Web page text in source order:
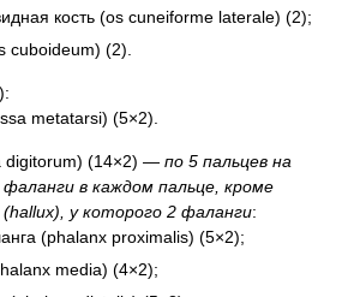
кость (os cuneiforme laterale) (2);
cuboideum) (2).
metatarsi) (5×2).
digitorum) (14×2) — по 5 пальцев на
в каждом пальце, кроме
(hallux), у которого 2 фаланги:
(phalanx proximalis) (5×2);
media) (4×2);